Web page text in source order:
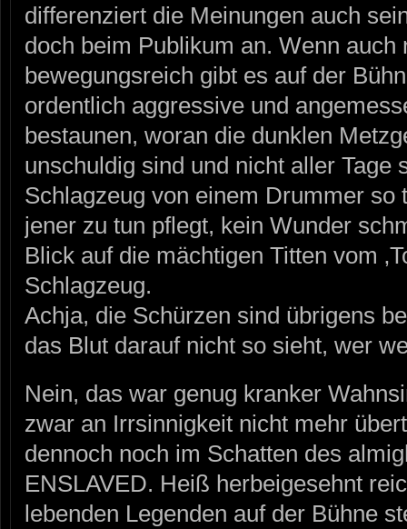
differenziert die Meinungen auch
doch beim Publikum an. Wenn
bewegungsreich gibt es auf der
ordentlich aggressive und
bestaunen, woran die dunklen
unschuldig sind und nicht aller Tage
Schlagzeug von einem Drummer
jener zu tun pflegt, kein Wunder
Blick auf die mächtigen Titten vom
Schlagzeug.
Achja, die Schürzen sind übrigens
das Blut darauf nicht so sieht, wer
Nein, das war genug kranker
zwar an Irrsinnigkeit nicht mehr
dennoch noch im Schatten des
ENSLAVED. Heiß herbeigesehnt
lebenden Legenden auf der Bühne